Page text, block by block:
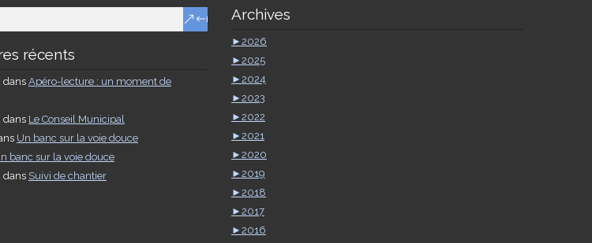
récents
dans Apéro-lecture : un moment de
dans Le Conseil Municipal
Un banc sur la voie douce
banc sur la voie douce
dans Suivi de chantier
Archives
► 2026
► 2025
► 2024
► 2023
► 2022
► 2021
► 2020
► 2019
► 2018
► 2017
► 2016